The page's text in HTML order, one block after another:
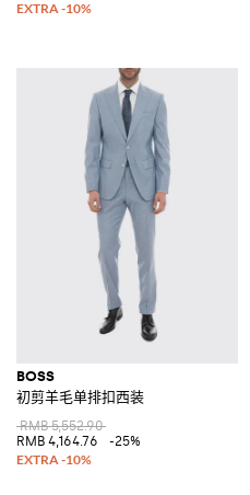
BOSS
初剪羊毛单排扣西装
RMB 5,552.90
RMB 4,164.76
-25%